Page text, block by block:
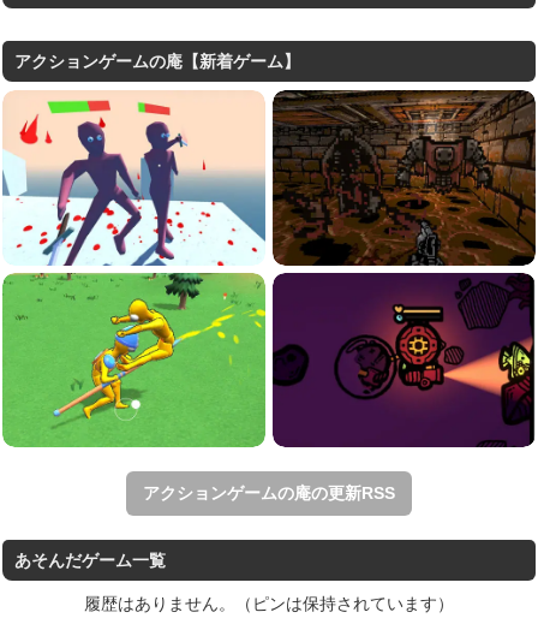
アクションゲームの庵【新着ゲーム】
アクションゲームの庵の更新RSS
あそんだゲーム一覧
履歴はありません。（ピンは保持されています）